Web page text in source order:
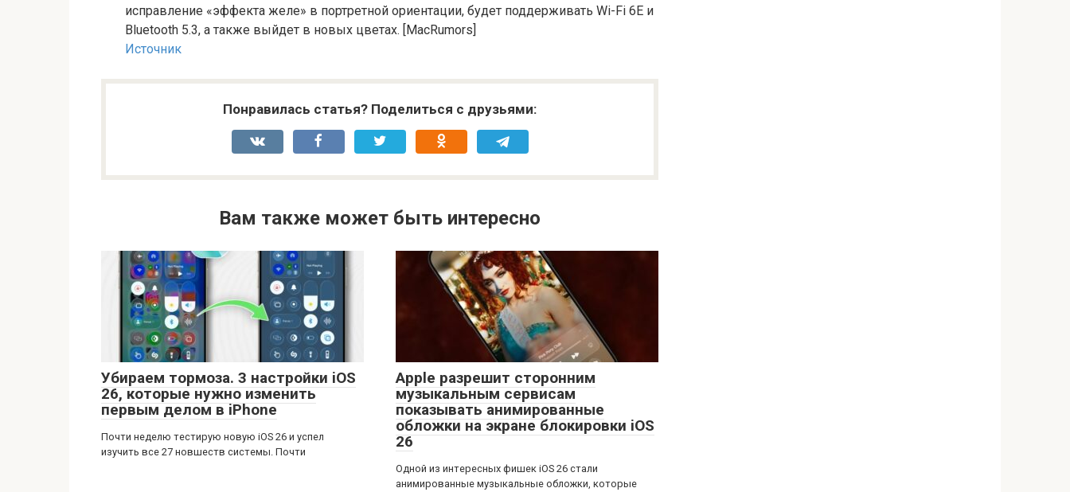
исправление «эффекта желе» в портретной ориентации, будет поддерживать Wi-Fi 6E и
Bluetooth 5.3, а также выйдет в новых цветах. [MacRumors]
Источник
Понравилась статья? Поделиться с друзьями:
Вам также может быть интересно
Убираем тормоза. 3 настройки iOS
26, которые нужно изменить
первым делом в iPhone
Почти неделю тестирую новую iOS 26 и успел
изучить все 27 новшеств системы. Почти
Apple разрешит сторонним
музыкальным сервисам
показывать анимированные
обложки на экране блокировки iOS
26
Одной из интересных фишек iOS 26 стали
анимированные музыкальные обложки, которые